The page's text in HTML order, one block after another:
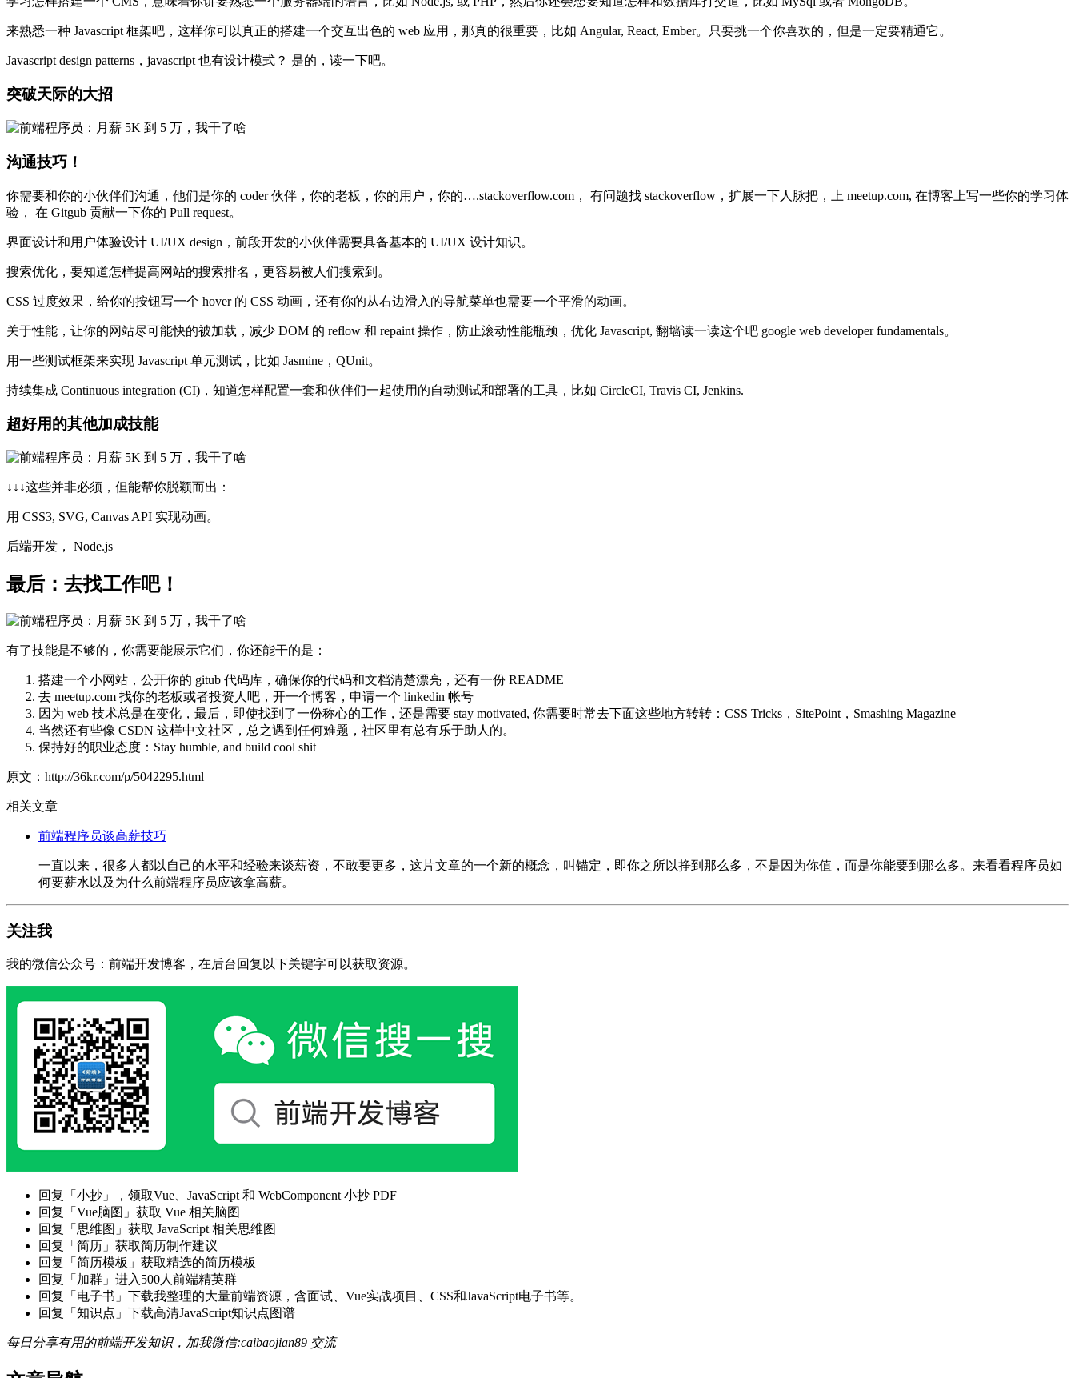
来熟悉一种 Javascript 框架吧，这样你可以真正的搭建一个交互出色的 web 应用，那真的很重要，比如 Angular, React, Ember。只要挑一个你喜欢的，但是一定要精通它。
Javascript design patterns，javascript 也有设计模式？ 是的，读一下吧。
突破天际的大招
沟通技巧！
你需要和你的小伙伴们沟通，他们是你的 coder 伙伴，你的老板，你的用户，你的….stackoverflow.com， 有问题找 stackoverflow，扩展一下人脉把，上 meetup.com, 在博客上写一些你的学习体
验， 在 Gitgub 贡献一下你的 Pull request。
界面设计和用户体验设计 UI/UX design，前段开发的小伙伴需要具备基本的 UI/UX 设计知识。
搜索优化，要知道怎样提高网站的搜索排名，更容易被人们搜索到。
CSS 过度效果，给你的按钮写一个 hover 的 CSS 动画，还有你的从右边滑入的导航菜单也需要一个平滑的动画。
关于性能，让你的网站尽可能快的被加载，减少 DOM 的 reflow 和 repaint 操作，防止滚动性能瓶颈，优化 Javascript, 翻墙读一读这个吧 google web developer fundamentals。
用一些测试框架来实现 Javascript 单元测试，比如 Jasmine，QUnit。
持续集成 Continuous integration (CI)，知道怎样配置一套和伙伴们一起使用的自动测试和部署的工具，比如 CircleCI, Travis CI, Jenkins.
超好用的其他加成技能
↓↓↓这些并非必须，但能帮你脱颖而出：
用 CSS3, SVG, Canvas API 实现动画。
后端开发， Node.js
最后：去找工作吧！
有了技能是不够的，你需要能展示它们，你还能干的是：
搭建一个小网站，公开你的 gitub 代码库，确保你的代码和文档清楚漂亮，还有一份 README
去 meetup.com 找你的老板或者投资人吧，开一个博客，申请一个 linkedin 帐号
因为 web 技术总是在变化，最后，即使找到了一份称心的工作，还是需要 stay motivated, 你需要时常去下面这些地方转转：CSS Tricks，SitePoint，Smashing Magazine
当然还有些像 CSDN 这样中文社区，总之遇到任何难题，社区里有总有乐于助人的。
保持好的职业态度：Stay humble, and build cool shit
原文：http://36kr.com/p/5042295.html
相关文章
前端程序员谈高薪技巧
一直以来，很多人都以自己的水平和经验来谈薪资，不敢要更多，这片文章的一个新的概念，叫锚定，即你之所以挣到那么多，不是因为你值，而是你能要到那么多。来看看程序员如
何要薪水以及为什么前端程序员应该拿高薪。
关注我
我的微信公众号：前端开发博客，在后台回复以下关键字可以获取资源。
回复「小抄」，领取Vue、JavaScript 和 WebComponent 小抄 PDF
回复「Vue脑图」获取 Vue 相关脑图
回复「思维图」获取 JavaScript 相关思维图
回复「简历」获取简历制作建议
回复「简历模板」获取精选的简历模板
回复「加群」进入500人前端精英群
回复「电子书」下载我整理的大量前端资源，含面试、Vue实战项目、CSS和JavaScript电子书等。
回复「知识点」下载高清JavaScript知识点图谱
每日分享有用的前端开发知识，加我微信:caibaojian89 交流